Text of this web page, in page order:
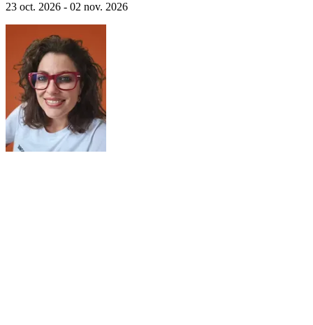
concerts dans des sites spécialement privatisés pour vous et lors de
répétitions publiques à bord, de causeries décontractées et de
discussions sincères. Animés par leur passion, ils vous feront vivre
"la vie d'artiste" alors que chaque escale invite au voyage.
Bienvenue à cette épopée artistique et maritime !
23 oct. 2026 - 02 nov. 2026